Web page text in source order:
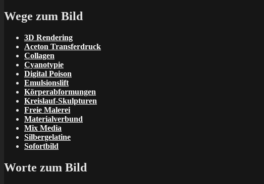
Wege zum Bild
3D Rendering
Aceton Transferdruck
Collagen
Cyanotypie
Digital Poison
Emulsionslift
Körperabformungen
Kreislauf-Skulpturen
Freie Malerei
Materialverbund
Mix Media
Silbergelatine
Sofortbild
Worte zum Bild